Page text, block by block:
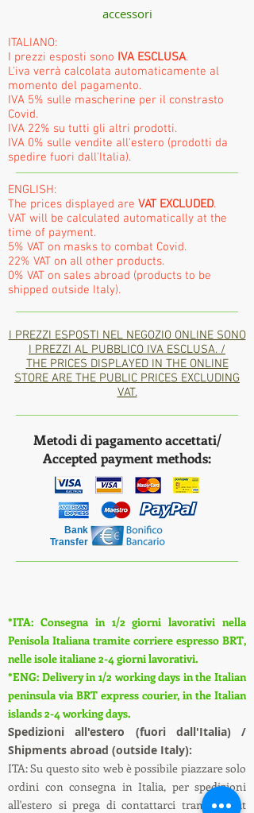
accessori
ITALIANO:
I prezzi esposti sono IVA ESCLUSA.
L'iva verrà calcolata automaticamente al
momento del pagamento.
IVA 5% sulle mascherine per il constrasto
Covid.
IVA 22% su tutti gli altri prodotti.
IVA 0% sulle vendite all'estero (prodotti da
spedire fuori dall'Italia).
ENGLISH:
The prices displayed are VAT EXCLUDED.
VAT will be calculated automatically at the
time of payment.
5% VAT on masks to combat Covid.
22% VAT on all other products.
0% VAT on sales abroad (products to be
shipped outside Italy).
I PREZZI ESPOSTI NEL NEGOZIO ONLINE SONO
I PREZZI AL PUBBLICO IVA ESCLUSA. /
THE PRICES DISPLAYED IN THE ONLINE
STORE ARE THE PUBLIC PRICES EXCLUDING
VAT.
Metodi di pagamento accettati/
Accepted payment methods:
Bank
Transfer
*ITA: Consegna in 1/2 giorni lavorativi nella
Penisola Italiana tramite corriere espresso BRT,
nelle isole italiane 2-4 giorni lavorativi.
*ENG: Delivery in 1/2 working days in the Italian
peninsula via BRT express courier, in the Italian
islands 2-4 working days.
Spedizioni all'estero (fuori dall'Italia) /
Shipments abroad (outside Italy):
ITA: Su questo sito web è possibile piazzare solo
ordini con consegna in Italia, per spedizioni
all'estero si prega di contattarci tramite chat